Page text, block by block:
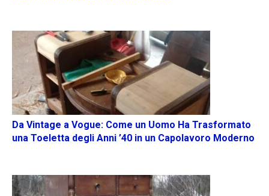
Da Vintage a Vogue: Come un Uomo Ha Trasformato
una Toeletta degli Anni ’40 in un Capolavoro Moderno